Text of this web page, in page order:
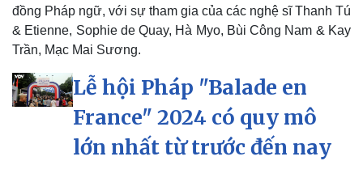
đồng Pháp ngữ, với sự tham gia của các nghệ sĩ Thanh Tú
& Etienne, Sophie de Quay, Hà Myo, Bùi Công Nam & Kay
Trần, Mạc Mai Sương.
Lễ hội Pháp "Balade en
France" 2024 có quy mô
lớn nhất từ trước đến nay